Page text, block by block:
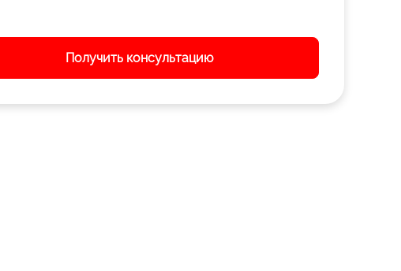
Получить консультацию